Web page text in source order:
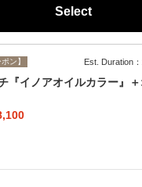
Select
ン】 Est. Duration
『イノアオイルカラー』